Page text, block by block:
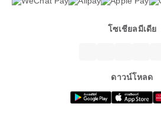
โซเชียลมีเดีย
ดาวน์โหลด